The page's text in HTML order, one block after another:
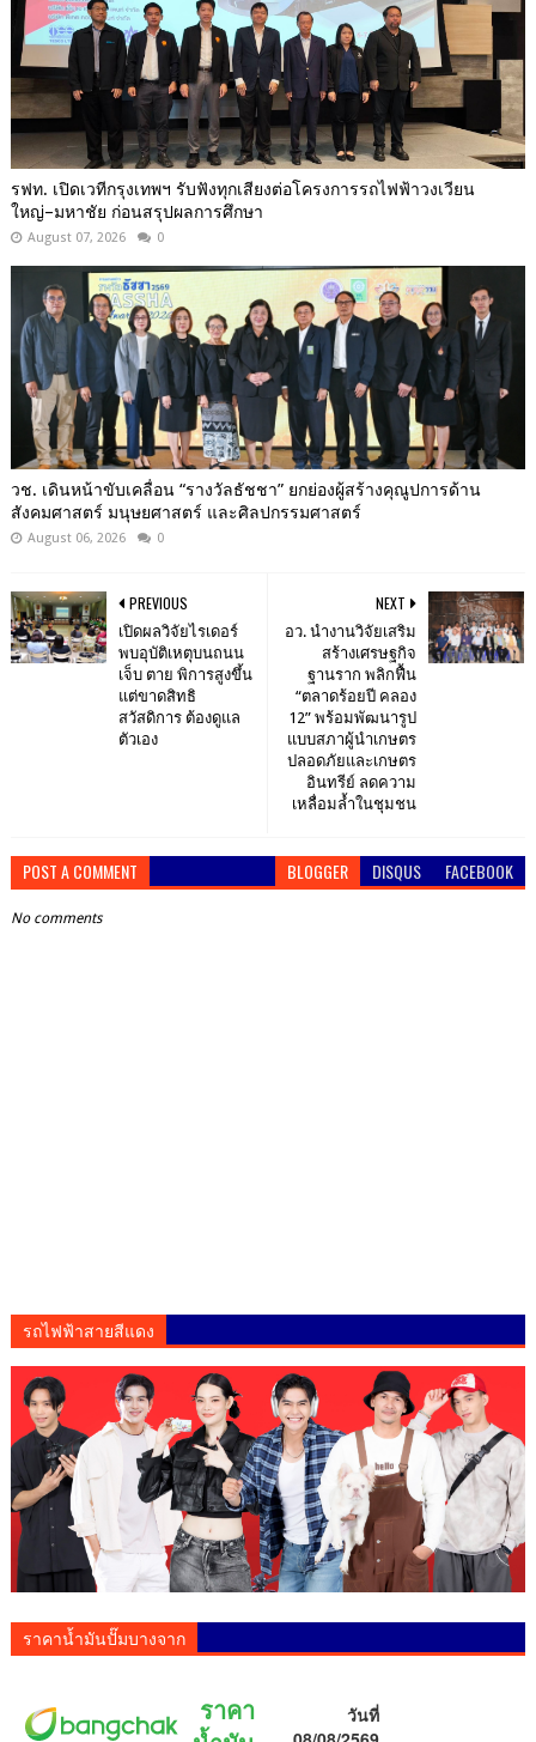
รฟท. เปิดเวทีกรุงเทพฯ รับฟังทุกเสียงต่อโครงการรถไฟฟ้าวงเวียน
ใหญ่–มหาชัย ก่อนสรุปผลการศึกษา
August 07, 2026 0
วช. เดินหน้าขับเคลื่อน “รางวัลธัชชา” ยกย่องผู้สร้างคุณูปการด้าน
สังคมศาสตร์ มนุษยศาสตร์ และศิลปกรรมศาสตร์
August 06, 2026 0
NEXT
อว. นำงานวิจัยเสริม
สร้างเศรษฐกิจ
ฐานราก พลิกฟื้น
“ตลาดร้อยปี คลอง
12” พร้อมพัฒนารูป
แบบสภาผู้นำเกษตร
ปลอดภัยและเกษตร
อินทรีย์ ลดความ
เหลื่อมล้ำในชุมชน
PREVIOUS
เปิดผลวิจัยไรเดอร์
พบอุบัติเหตุบนถนน
เจ็บ ตาย พิการสูงขึ้น
แต่ขาดสิทธิ
สวัสดิการ ต้องดูแล
ตัวเอง
POST A COMMENT BLOGGER DISQUS FACEBOOK
No comments
รถไฟฟ้าสายสีแดง
ราคาน้ำมันปั๊มบางจาก